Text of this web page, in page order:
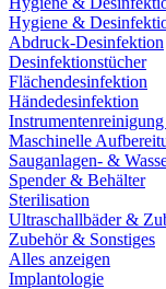
Hygiene &
Abdruck-Desinfektion
Desinfektionstücher
Flächendesinfektion
Händedesinfektion
Maschinelle
Sauganlagen- &
Spender & Behälter
Sterilisation
Ultraschallbäder &
Zubehör & Sonstiges
Alles anzeigen
Implantologie